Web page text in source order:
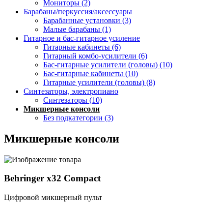
Мониторы (2)
Барабаны/перкуссия/аксессуары
Барабанные установки (3)
Малые барабаны (1)
Гитарное и бас-гитарное усиление
Гитарные кабинеты (6)
Гитарный комбо-усилители (6)
Бас-гитарные усилители (головы) (10)
Бас-гитарные кабинеты (10)
Гитарные усилители (головы) (8)
Синтезаторы, электропиано
Синтезаторы (10)
Микшерные консоли
Без подкатегории (3)
Микшерные консоли
Behringer x32 Compact
Цифровой микшерный пульт